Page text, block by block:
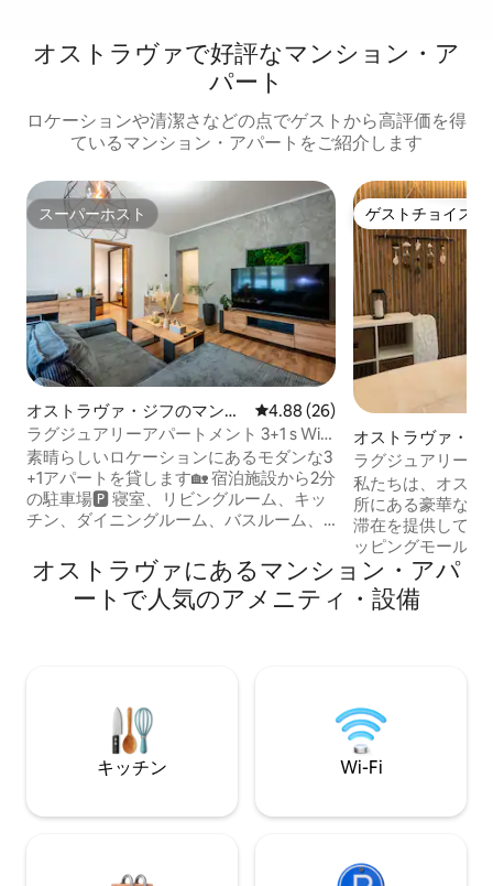
オストラヴァで好評なマンション・ア
パート
ロケーションや清潔さなどの点でゲストから高評価を得
ているマンション・アパートをご紹介します
スーパーホスト
スーパーホスト
オストラヴァ・ジフのマンシ
ョン・アパート
レビュー26件、5つ星中4.88つ
4.88 (26)
ラグジュアリーアパートメント 3+1 s WiFi
a Netflixem – Ostrava-Jih
素晴らしいロケーションにあるモダンな3
+1アパートを貸します🏡 宿泊施設から2分
の駐車場🅿️ 寝室、リビングルーム、キッ
チン、ダイニングルーム、バスルーム、
グルーム（Netflix、OnePlay、Spotify）
⚡️アパート全体で高速Wi - Fi 🍳設備の整っ
たキッチン（コンロ、冷蔵庫、電子レン
能なテーブル、ホームオフィスに最適
ゲストチョイス
ゲストチョイス
オストラヴァ・ム
のマンション・ア
ラグジュアリーア
私たちは、オスト
所にある豪華なア
滞在を提供してい
ッピングモール、
ど、必要なアメニ
くにあります。
れており、カッ
スルーム、快適な
ます。 リラック
り、楽しんだりす
ります。
オストラヴァにあるマンション・アパ
ートで人気のアメニティ・設備
キッチン Wi-Fi